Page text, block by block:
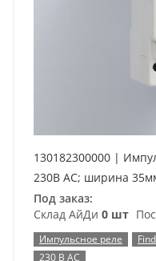
130182300000 |
230В АC; ширина
Под заказ:
Склад АйДи 0 шт
Импульсное реле
230 В AC